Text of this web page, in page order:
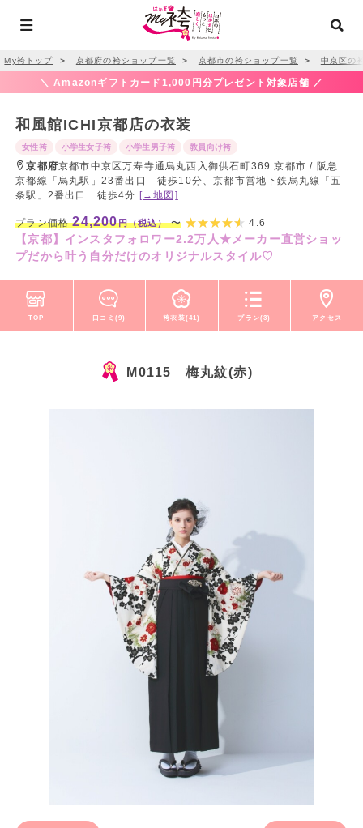
My袴トップ ＞ 京都府の袴ショップ一覧 ＞ 京都市の袴ショップ一覧 ＞ 中京区の
＼ Amazonギフトカード1,000円分プレゼント対象店舗 ／
和風館ICHI京都店の衣装
女性袴 小学生女子袴 小学生男子袴 教員向け袴
京都府京都市中京区万寿寺通烏丸西入御供石町369 京都市 / 阪急
京都線「烏丸駅」23番出口 徒歩10分、京都市営地下鉄烏丸線「五
条駅」2番出口 徒歩4分 [→地図]
プラン価格24,200円（税込）〜 4.6
【京都】インスタフォロワー2.2万人★メーカー直営ショッ
プだから叶う自分だけのオリジナルスタイル♡
TOP 口コミ(9) 袴衣装(41) プラン(3) アクセス
M0115 梅丸紋(赤)